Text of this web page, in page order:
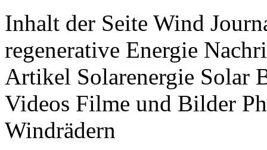
Inhalt der Seite Wind
regenerative Energie
Artikel Solarenergie Solar
Videos Filme und Bilder
Windrädern